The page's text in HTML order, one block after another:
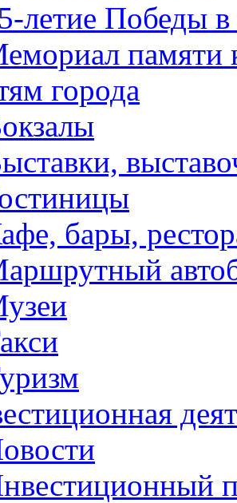
летие Победы
памяти
города
бары,